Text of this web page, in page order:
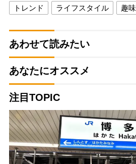
トレンド ライフスタイル 趣味
あわせて読みたい
あなたにオススメ
注目TOPIC